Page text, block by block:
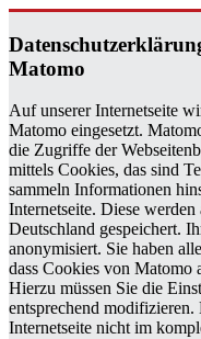
Ma­to­mo
Auf unserer Internetseite
Matomo eingesetzt.
die Zugriffe der
mittels Cookies, das sind
sammeln Informationen
Internetseite. Diese
Deutschland gespeichert.
anonymisiert. Sie haben
dass Cookies von Matomo
Hierzu müssen Sie die
entsprechend modifizieren.
Internetseite nicht im